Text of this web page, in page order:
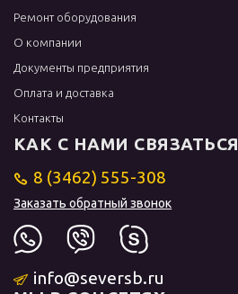
Ремонт оборудования
О компании
Документы предприятия
Оплата и доставка
Контакты
КАК С НАМИ СВЯЗАТЬСЯ
8 (3462) 555-308
Заказать обратный звонок
info@seversb.ru